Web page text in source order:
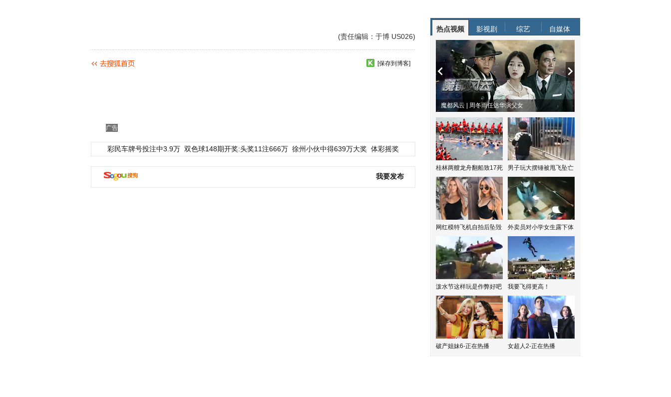
(责任编辑：于博 US026)
[保存到博客]
广告
彩民车牌号投注中3.9万 双色球148期开奖:头奖11注666万 徐州小伙中得639万大奖 体彩摇奖
我要发布
热点视频 影视剧 综艺 自媒体
魔都风云 | 周冬雨任达华演父女
桂林两艘龙舟翻船致17死 男子玩大摆锤被甩飞坠亡
网红模特飞机自拍后坠毁 外卖员对小学女生露下体
泼水节这样玩是作弊好吧 我要飞得更高！
破产姐妹6-正在热播 女超人2-正在热播